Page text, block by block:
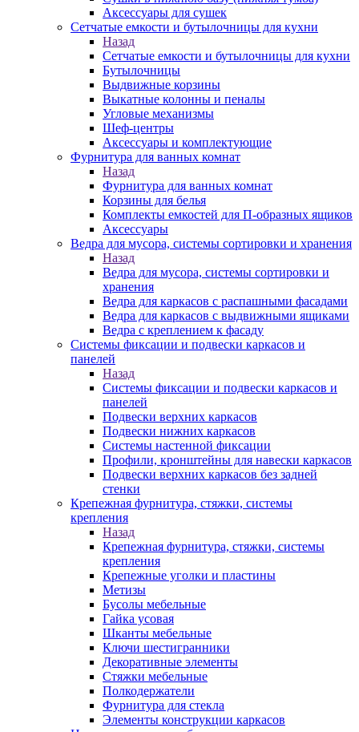
Аксессуары для сушек
Сетчатые емкости и бутылочницы для кухни
Назад
Сетчатые емкости и бутылочницы для кухни
Бутылочницы
Выдвижные корзины
Выкатные колонны и пеналы
Угловые механизмы
Шеф-центры
Аксессуары и комплектующие
Фурнитура для ванных комнат
Назад
Фурнитура для ванных комнат
Корзины для белья
Комплекты емкостей для П-образных ящиков
Аксессуары
Ведра для мусора, системы сортировки и хранения
Назад
Ведра для мусора, системы сортировки и
хранения
Ведра для каркасов с распашными фасадами
Ведра для каркасов с выдвижными ящиками
Ведра с креплением к фасаду
Системы фиксации и подвески каркасов и
панелей
Назад
Системы фиксации и подвески каркасов и
панелей
Подвески верхних каркасов
Подвески нижних каркасов
Системы настенной фиксации
Профили, кронштейны для навески каркасов
Подвески верхних каркасов без задней
стенки
Крепежная фурнитура, стяжки, системы
крепления
Назад
Крепежная фурнитура, стяжки, системы
крепления
Крепежные уголки и пластины
Метизы
Бусолы мебельные
Гайка усовая
Шканты мебельные
Ключи шестигранники
Декоративные элементы
Стяжки мебельные
Полкодержатели
Фурнитура для стекла
Элементы конструкции каркасов